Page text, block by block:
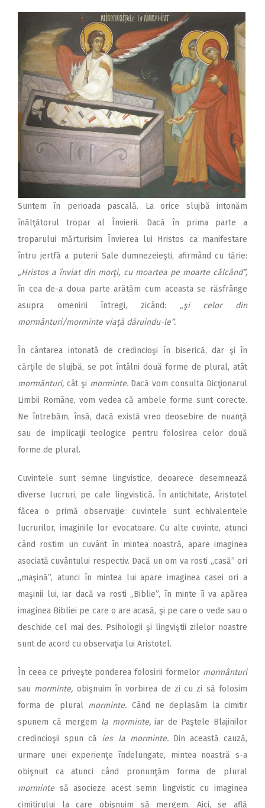
2012
2011
2010
2009
Suntem în perioada pascală. La orice slujbă intonăm
înălţătorul tropar al Învierii. Dacă în prima parte a
troparului mărturisim Învierea lui Hristos ca manifestare
întru jertfă a puterii Sale dumnezeieşti, afirmând cu tărie:
„Hristos a înviat din morţi, cu moartea pe moarte călcând”,
în cea de-a doua parte arătăm cum aceasta se răsfrânge
asupra omenirii întregi, zicând: „şi celor din
mormânturi/morminte viaţă dăruindu-le”.
În cântarea intonată de credincioşi în biserică, dar şi în
cărţile de slujbă, se pot întâlni două forme de plural, atât
mormânturi, cât şi morminte. Dacă vom consulta Dicţionarul
Limbii Române, vom vedea că ambele forme sunt corecte.
Ne întrebăm, însă, dacă există vreo deosebire de nuanţă
sau de implicaţii teologice pentru folosirea celor două
forme de plural.
Cuvintele sunt semne lingvistice, deoarece desemnează
diverse lucruri, pe cale lingvistică. În antichitate, Aristotel
făcea o primă observaţie: cuvintele sunt echivalentele
lucrurilor, imaginile lor evocatoare. Cu alte cuvinte, atunci
când rostim un cuvânt în mintea noastră, apare imaginea
asociată cuvântului respectiv. Dacă un om va rosti ,,casă” ori
,,maşină”, atunci în mintea lui apare imaginea casei ori a
maşinii lui, iar dacă va rosti ,,Biblie”, în minte îi va apărea
imaginea Bibliei pe care o are acasă, şi pe care o vede sau o
deschide cel mai des. Psihologii şi lingviştii zilelor noastre
sunt de acord cu observaţia lui Aristotel.
În ceea ce priveşte ponderea folosirii formelor mormânturi
sau morminte, obişnuim în vorbirea de zi cu zi să folosim
forma de plural morminte. Când ne deplasăm la cimitir
spunem că mergem la morminte,iar de Paştele Blajinilor
credincioşii spun că ies la morminte. Din această cauză,
urmare unei experienţe îndelungate, mintea noastră s-a
obişnuit ca atunci când pronunţăm forma de plural
morminte să asocieze acest semn lingvistic cu imaginea
cimitirului la care obişnuim să mergem. Aici, se află